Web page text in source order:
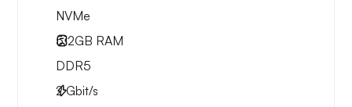
NVMe
512GB RAM
DDR5
2Gbit/s